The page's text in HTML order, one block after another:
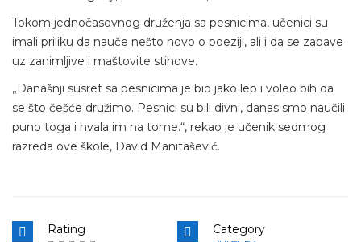
Tokom jednočasovnog druženja sa pesnicima, učenici su
imali priliku da nauče nešto novo o poeziji, ali i da se zabave
uz zanimljive i maštovite stihove.
„Današnji susret sa pesnicima je bio jako lep i voleo bih da
se što češće družimo. Pesnici su bili divni, danas smo naučili
puno toga i hvala im na tome.“, rekao je učenik sedmog
razreda ove škole, David Manitašević.
Rating Category